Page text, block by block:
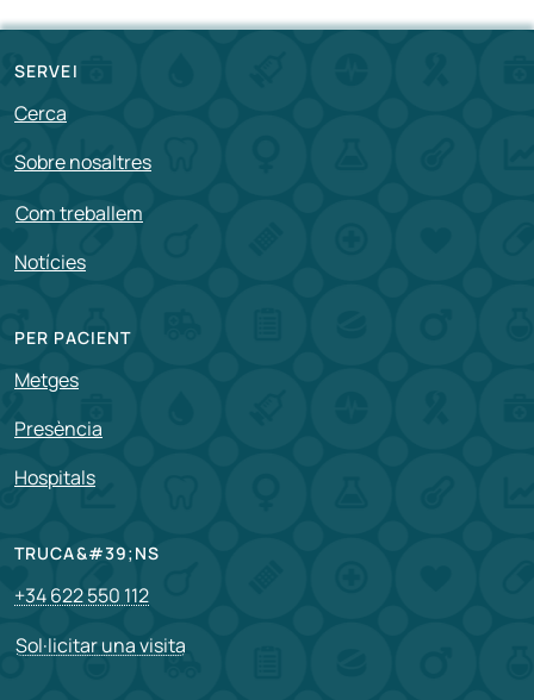
SERVEI
Cerca
Sobre nosaltres
Com treballem
Notícies
PER PACIENT
Metges
Presència
Hospitals
TRUCA&#39;NS
+34 622 550 112
Sol·licitar una visita